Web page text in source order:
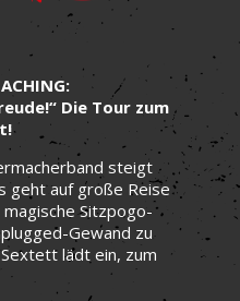
Die Tour zum
steigt
geht auf große Reise
Sitzpogo-
Gewand zu
lädt ein, zum